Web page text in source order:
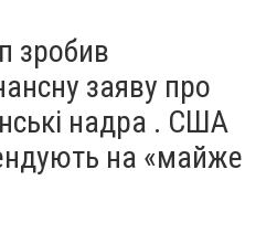
зробив
заяву про
надра . США
на «майже